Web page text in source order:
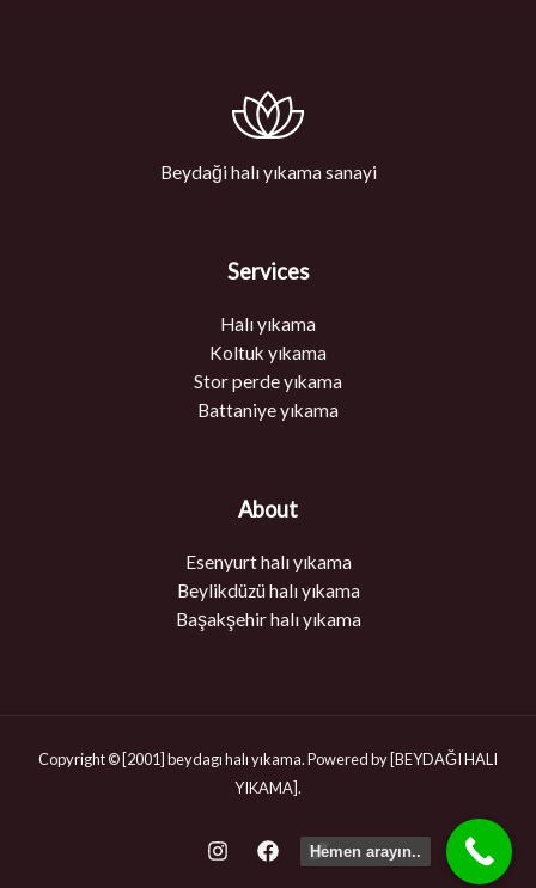
Beydaği halı yıkama sanayi
Services
Halı yıkama
Koltuk yıkama
Stor perde yıkama
Battaniye yıkama
About
Esenyurt halı yıkama
Beylikdüzü halı yıkama
Başakşehir halı yıkama
Copyright © [2001] beydagı halı yıkama. Powered by [BEYDAĞI HALI
YIKAMA].
Hemen arayın..